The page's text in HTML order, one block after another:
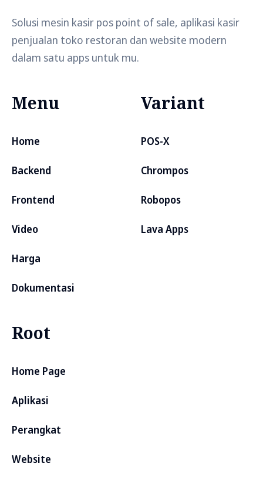
Solusi mesin kasir pos point of sale, aplikasi kasir
penjualan toko restoran dan website modern
dalam satu apps untuk mu.
Menu
Home
Backend
Frontend
Video
Harga
Dokumentasi
Variant
POS-X
Chrompos
Robopos
Lava Apps
Root
Home Page
Aplikasi
Perangkat
Website